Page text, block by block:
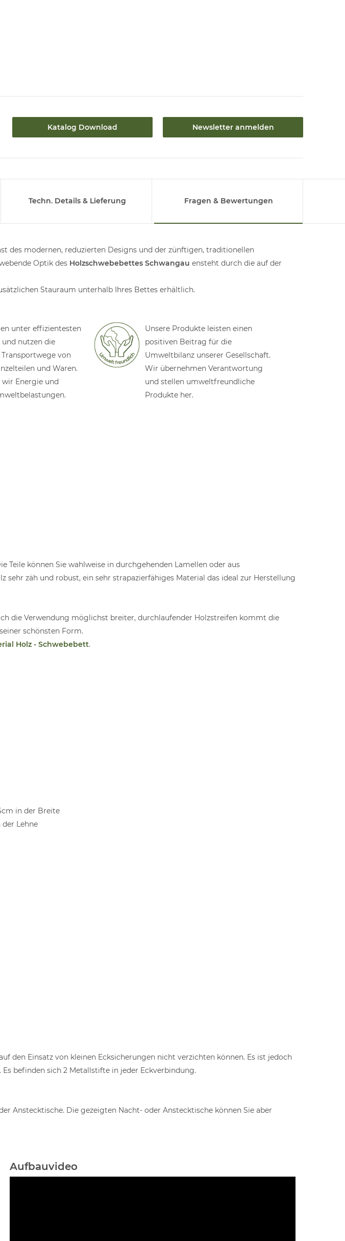
Katalog Download Newsletter anmelden
Techn. Details & Lieferung Fragen & Bewertungen
des modernen, reduzierten Designs und der zünftigen, traditionellen
Optik des Holzschwebebettes Schwangau ensteht durch die auf der
Stauraum unterhalb Ihres Bettes erhältlich.
unter effizientesten
nutzen die
von
und Waren.
Energie und
Unsere Produkte leisten einen
positiven Beitrag für die
Umweltbilanz unserer Gesellschaft.
Wir übernehmen Verantwortung
und stellen umweltfreundliche
Produkte her.
Teile können Sie wahlweise in durchgehenden Lamellen oder aus
zäh und robust, ein sehr strapazierfähiges Material das ideal zur Herstellung
die Verwendung möglichst breiter, durchlaufender Holzstreifen kommt die
schönsten Form.
Holz - Schwebebett.
in der Breite
Lehne
den Einsatz von kleinen Ecksicherungen nicht verzichten können. Es ist jedoch
befinden sich 2 Metallstifte in jeder Eckverbindung.
Anstecktische. Die gezeigten Nacht- oder Anstecktische können Sie aber
Aufbauvideo